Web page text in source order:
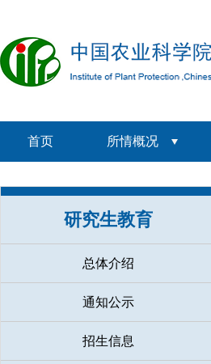
首页 所情概况
研究生教育
总体介绍
通知公示
招生信息